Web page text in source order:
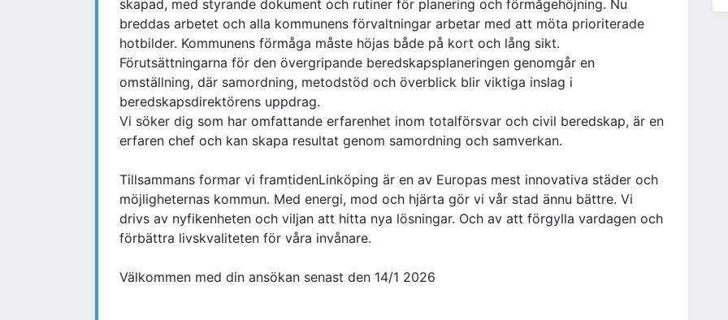
skapad, med styrande dokument och rutiner för planering och förmågehöjning. Nu
breddas arbetet och alla kommunens förvaltningar arbetar med att möta prioriterade
hotbilder. Kommunens förmåga måste höjas både på kort och lång sikt.
Förutsättningarna för den övergripande beredskapsplaneringen genomgår en
omställning, där samordning, metodstöd och överblick blir viktiga inslag i
beredskapsdirektörens uppdrag.
Vi söker dig som har omfattande erfarenhet inom totalförsvar och civil beredskap, är en
erfaren chef och kan skapa resultat genom samordning och samverkan.
Tillsammans formar vi framtidenLinköping är en av Europas mest innovativa städer och
möjligheternas kommun. Med energi, mod och hjärta gör vi vår stad ännu bättre. Vi
drivs av nyfikenheten och viljan att hitta nya lösningar. Och av att förgylla vardagen och
förbättra livskvaliteten för våra invånare.
Välkommen med din ansökan senast den 14/1 2026